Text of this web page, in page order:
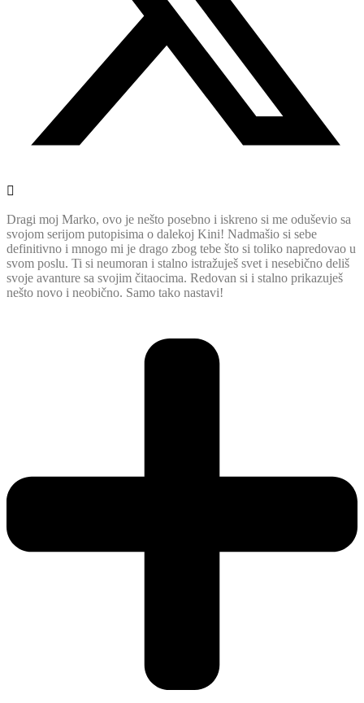
Dragi moj Marko, ovo je nešto posebno i iskreno si me oduševio sa
svojom serijom putopisima o dalekoj Kini! Nadmašio si sebe
definitivno i mnogo mi je drago zbog tebe što si toliko napredovao u
svom poslu. Ti si neumoran i stalno istražuješ svet i nesebično deliš
svoje avanture sa svojim čitaocima. Redovan si i stalno prikazuješ
nešto novo i neobično. Samo tako nastavi!